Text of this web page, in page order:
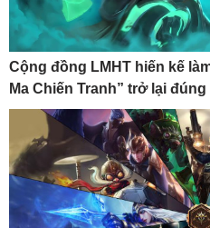
Cộng đồng LMHT hiến kế
Ma Chiến Tranh” trở lại